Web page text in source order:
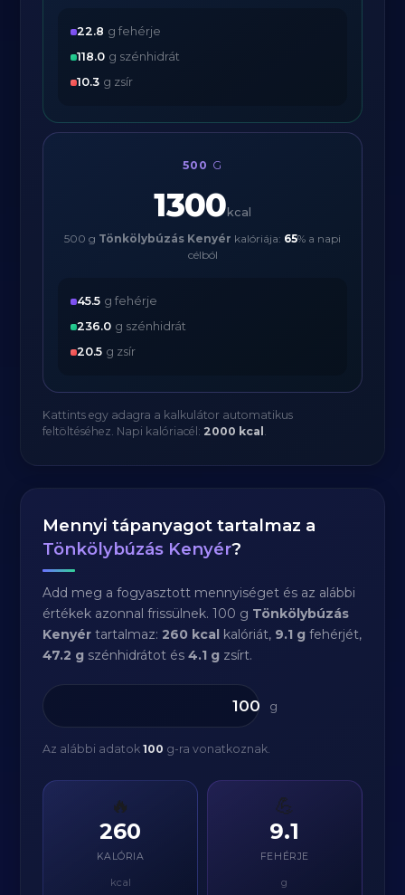
22.8 g fehérje
118.0 g szénhidrát
10.3 g zsír
500 G
1300 kcal
500 g Tönkölybúzás Kenyér kalóriája: 65% a napi
célból
45.5 g fehérje
236.0 g szénhidrát
20.5 g zsír
Kattints egy adagra a kalkulátor automatikus
feltöltéséhez. Napi kalóriacél: 2000 kcal .
Mennyi tápanyagot tartalmaz a
Tönkölybúzás Kenyér?
Add meg a fogyasztott mennyiséget és az alábbi
értékek azonnal frissülnek. 100 g Tönkölybúzás
Kenyér tartalmaz:260 kcal kalóriát, 9.1 g fehérjét,
47.2 g szénhidrátot és4.1 g zsírt.
g
Az alábbi adatok100 g-ra vonatkoznak.
🔥
260
KALÓRIA
kcal
💪
9.1
FEHÉRJE
g